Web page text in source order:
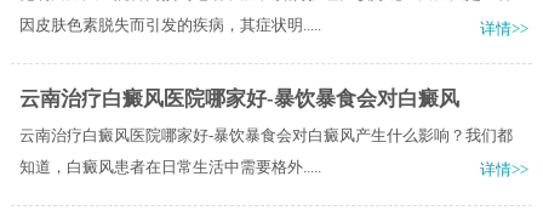
因皮肤色素脱失而引发的疾病，其症状明.....
详情>>
云南治疗白癜风医院哪家好-暴饮暴食会对白癜风
云南治疗白癜风医院哪家好-暴饮暴食会对白癜风产生什么影响？我们都
知道，白癜风患者在日常生活中需要格外.....
详情>>